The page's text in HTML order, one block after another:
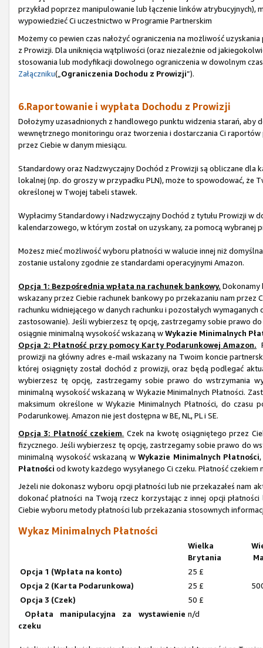
przykład poprzez manipulowanie lub łączenie linków
wypowiedzieć Ci uczestnictwo w Programie Partnerskim
Możemy co pewien czas nałożyć ograniczenia na możliwość
z Prowizji. Dla uniknięcia wątpliwości (oraz niezależnie od
stosowania lub modyfikacji dowolnego ograniczenia w dowolnym
Załączniku(„ Ograniczenia Dochodu z Prowizji”).
6.Raportowanie i wypłata Dochodu z Prowizji
Dołożymy uzasadnionych z handlowego punktu widzenia starań,
wewnętrznego monitoringu oraz tworzenia i dostarczania Ci
przez Ciebie w danym miesiącu.
Standardowy oraz Nadzwyczajny Dochód z Prowizji są obliczane
lokalnej (np. do groszy w przypadku PLN), może to spowodować, że
określonej w Twojej tabeli stawek.
Wypłacimy Standardowy i Nadzwyczajny Dochód z tytułu Prowizji w
kalendarzowego, w którym został on uzyskany, za pomocą wybranej
Możesz mieć możliwość wyboru płatności w walucie innej niż
zostanie ustalony zgodnie ze standardami operacyjnymi Amazon.
Opcja 1: Bezpośrednia wpłata na rachunek bankowy. Dokonamy
wskazany przez Ciebie rachunek bankowy po przekazaniu nam przez
rachunku widniejącego w danych rachunku i pozostałych
zastosowanie). Jeśli wybierzesz tę opcję, zastrzegamy sobie prawo
osiągnie minimalną wysokość wskazaną wWykazie Minimalnych
Opcja 2: Płatność przy pomocy Karty Podarunkowej Amazon.
prowizji na główny adres e-mail wskazany na Twoim koncie
której osiągnięty został dochód z prowizji, oraz będą podlegać
wybierzesz tę opcję, zastrzegamy sobie prawo do wstrzymania
minimalną wysokość wskazaną w Wykazie Minimalnych Płatności.
maksimum określone w Wykazie Minimalnych Płatności, do
Podarunkowej. Amazon nie jest dostępna w BE, NL, PL i SE.
Opcja 3: Płatność czekiem. Czek na kwotę osiągniętego przez
fizycznego. Jeśli wybierzesz tę opcję, zastrzegamy sobie prawo do
minimalną wysokość wskazaną wWykazie Minimalnych Płatności
Płatności od kwoty każdego wysyłanego Ci czeku. Płatność czekiem
Jeżeli nie dokonasz wyboru opcji płatności lub nie przekazałeś nam
dokonać płatności na Twoją rzecz korzystając z innej opcji
Ciebie wyboru metody płatności lub przekazania stosownych
Wykaz Minimalnych Płatności
Wielka
Brytania
Opcja 1 (Wpłata na konto)
25 £
Opcja 2 (Karta Podarunkowa)
25 £
Opcja 3 (Czek)
50 £
Opłata manipulacyjna za wystawienie
czeku
n/d